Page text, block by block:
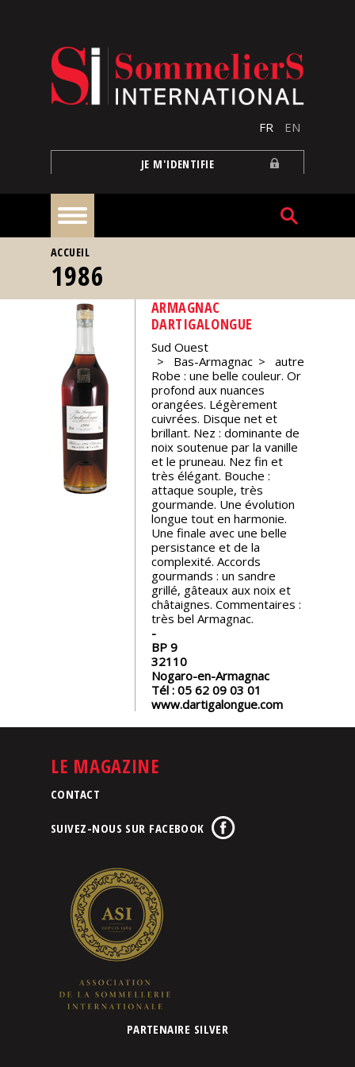
FR EN
JE M'IDENTIFIE
À
la
une
Nos
événements
Spiritueux
Notes
VOUS ÊTES ICI
ACCUEIL
1986
ARMAGNAC
DARTIGALONGUE
Sud Ouest
Bas-Armagnac
autre
Robe : une belle couleur. Or
profond aux nuances
orangées. Légèrement
cuivrées. Disque net et
brillant. Nez : dominante de
noix soutenue par la vanille
et le pruneau. Nez fin et
très élégant. Bouche :
attaque souple, très
gourmande. Une évolution
longue tout en harmonie.
Une finale avec une belle
persistance et de la
complexité. Accords
gourmands : un sandre
grillé, gâteaux aux noix et
châtaignes. Commentaires :
très bel Armagnac.
BP 9
32110
Nogaro-en-Armagnac
Tél : 05 62 09 03 01
www.dartigalongue.com
LE MAGAZINE
CONTACT
SUIVEZ-NOUS SUR FACEBOOK
PARTENAIRE SILVER